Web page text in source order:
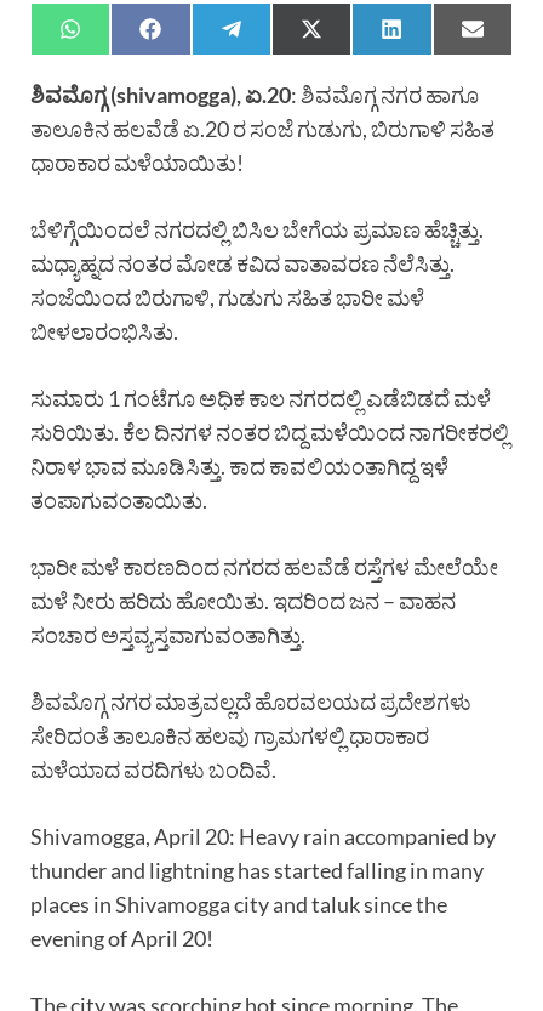
ಶಿವಮೊಗ್ಗ (shivamogga), ಏ.20: ಶಿವಮೊಗ್ಗ ನಗರ ಹಾಗೂ
ತಾಲೂಕಿನ ಹಲವೆಡೆ ಏ.20 ರ ಸಂಜೆ ಗುಡುಗು, ಬಿರುಗಾಳಿ ಸಹಿತ
ಧಾರಾಕಾರ ಮಳೆಯಾಯಿತು!
ಬೆಳಿಗ್ಗೆಯಿಂದಲೆ ನಗರದಲ್ಲಿ ಬಿಸಿಲ ಬೇಗೆಯ ಪ್ರಮಾಣ ಹೆಚ್ಚಿತ್ತು.
ಮಧ್ಯಾಹ್ನದ ನಂತರ ಮೋಡ ಕವಿದ ವಾತಾವರಣ ನೆಲೆಸಿತ್ತು.
ಸಂಜೆಯಿಂದ ಬಿರುಗಾಳಿ, ಗುಡುಗು ಸಹಿತ ಭಾರೀ ಮಳೆ
ಬೀಳಲಾರಂಭಿಸಿತು.
ಸುಮಾರು 1 ಗಂಟೆಗೂ ಅಧಿಕ ಕಾಲ ನಗರದಲ್ಲಿ ಎಡೆಬಿಡದೆ ಮಳೆ
ಸುರಿಯಿತು. ಕೆಲ ದಿನಗಳ ನಂತರ ಬಿದ್ದ ಮಳೆಯಿಂದ ನಾಗರೀಕರಲ್ಲಿ
ನಿರಾಳ ಭಾವ ಮೂಡಿಸಿತ್ತು. ಕಾದ ಕಾವಲಿಯಂತಾಗಿದ್ದ ಇಳೆ
ತಂಪಾಗುವಂತಾಯಿತು.
ಭಾರೀ ಮಳೆ ಕಾರಣದಿಂದ ನಗರದ ಹಲವೆಡೆ ರಸ್ತೆಗಳ ಮೇಲೆಯೇ
ಮಳೆ ನೀರು ಹರಿದು ಹೋಯಿತು. ಇದರಿಂದ ಜನ – ವಾಹನ
ಸಂಚಾರ ಅಸ್ತವ್ಯಸ್ತವಾಗುವಂತಾಗಿತ್ತು.
ಶಿವಮೊಗ್ಗ ನಗರ ಮಾತ್ರವಲ್ಲದೆ ಹೊರವಲಯದ ಪ್ರದೇಶಗಳು
ಸೇರಿದಂತೆ ತಾಲೂಕಿನ ಹಲವು ಗ್ರಾಮಗಳಲ್ಲಿ ಧಾರಾಕಾರ
ಮಳೆಯಾದ ವರದಿಗಳು ಬಂದಿವೆ.
Shivamogga, April 20: Heavy rain accompanied by
thunder and lightning has started falling in many
places in Shivamogga city and taluk since the
evening of April 20!
The city was scorching hot since morning. The